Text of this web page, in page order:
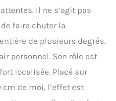
Il ne s’agit pas
faire chuter la
de plusieurs degrés.
personnel. Son rôle est
localisée. Placé sur
de moi, l’effet est